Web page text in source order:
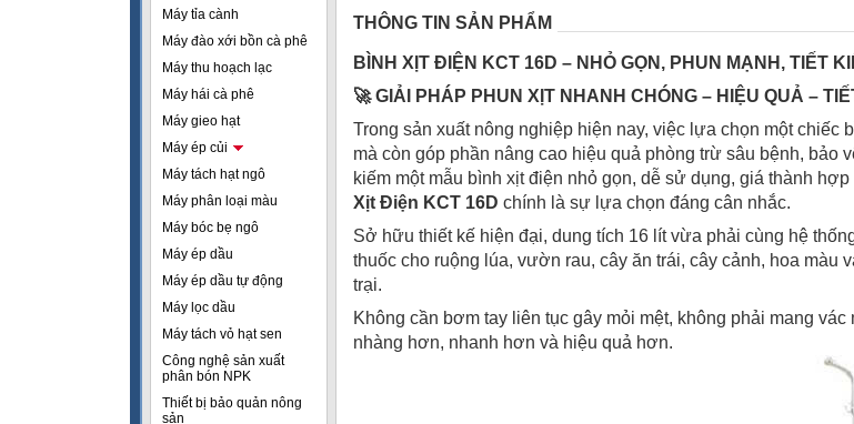
Máy tỉa cành
Máy đào xới bồn cà phê
Máy thu hoạch lạc
Máy hái cà phê
Máy gieo hạt
Máy ép củi
Máy tách hạt ngô
Máy phân loại màu
Máy bóc bẹ ngô
Máy ép dầu
Máy ép dầu tự động
Máy lọc dầu
Máy tách vỏ hạt sen
Công nghệ sản xuất
phân bón NPK
Thiết bị bảo quản nông
sản
THÔNG TIN SẢN PHẨM
BÌNH XỊT ĐIỆN KCT 16D – NHỎ GỌN, PHUN MẠNH, TIẾT
🚀 GIẢI PHÁP PHUN XỊT NHANH CHÓNG – HIỆU QUẢ –
Trong sản xuất nông nghiệp hiện nay, việc lựa chọn một
mà còn góp phần nâng cao hiệu quả phòng trừ sâu bệnh, bảo
kiếm một mẫu bình xịt điện nhỏ gọn, dễ sử dụng, giá thành
Xịt Điện KCT 16D chính là sự lựa chọn đáng cân nhắc.
Sở hữu thiết kế hiện đại, dung tích 16 lít vừa phải cùng hệ
thuốc cho ruộng lúa, vườn rau, cây ăn trái, cây cảnh, hoa màu
trại.
Không cần bơm tay liên tục gây mỏi mệt, không phải mang
nhàng hơn, nhanh hơn và hiệu quả hơn.